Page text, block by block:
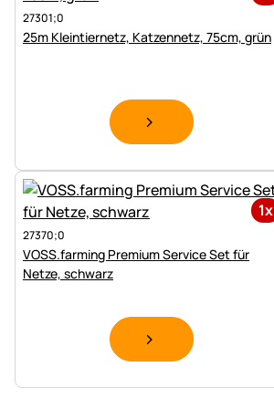
27301;0
25m Kleintiernetz, Katzennetz, 75cm, grün
1x
27370;0
VOSS.farming Premium Service Set für
Netze, schwarz